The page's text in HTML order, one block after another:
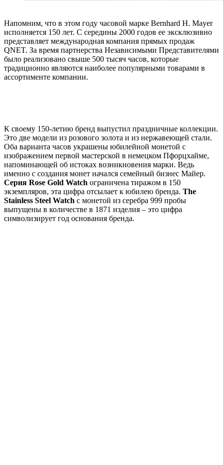
Напомним, что в этом году часовой марке Bernhard H. Mayer
исполняется 150 лет. С середины 2000 годов ее эксклюзивно
представляет международная компания прямых продаж
QNET. За время партнерства Независимыми Представителями
было реализовано свыше 500 тысяч часов, которые
традиционно являются наиболее популярными товарами в
ассортименте компании.
К своему 150-летию бренд выпустил праздничные коллекции.
Это две модели из розового золота и из нержавеющей стали.
Оба варианта часов украшены юбилейной монетой с
изображением первой мастерской в немецком Пфорцхайме,
напоминающей об истоках возникновения марки. Ведь
именно с создания монет начался семейный бизнес Майер.
Серия Rose Gold Watch ограничена тиражом в 150
экземпляров, эта цифра отсылает к юбилею бренда. The
Stainless Steel Watch с монетой из серебра 999 пробы
выпущены в количестве в 1871 изделия – это цифра
символизирует год основания бренда.